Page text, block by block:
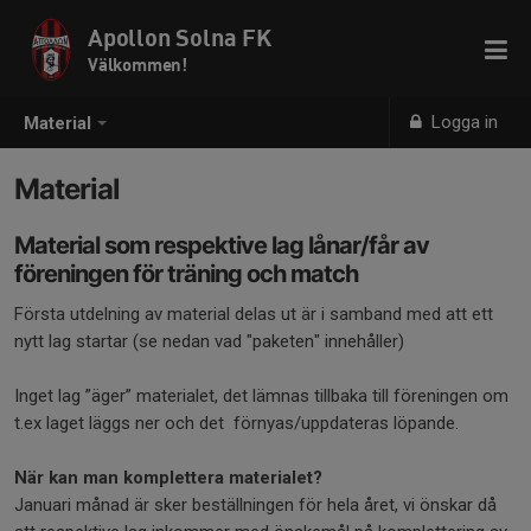
Material Logga in
Apollon Solna FK
Välkommen!
Material
Material som respektive lag lånar/får av
föreningen för träning och match
Första utdelning av material delas ut är i samband med att ett
nytt lag startar (se nedan vad "paketen" innehåller)
Inget lag ”äger” materialet, det lämnas tillbaka till föreningen om
t.ex laget läggs ner och det förnyas/uppdateras löpande.
När kan man komplettera materialet?
Januari månad är sker beställningen för hela året, vi önskar då